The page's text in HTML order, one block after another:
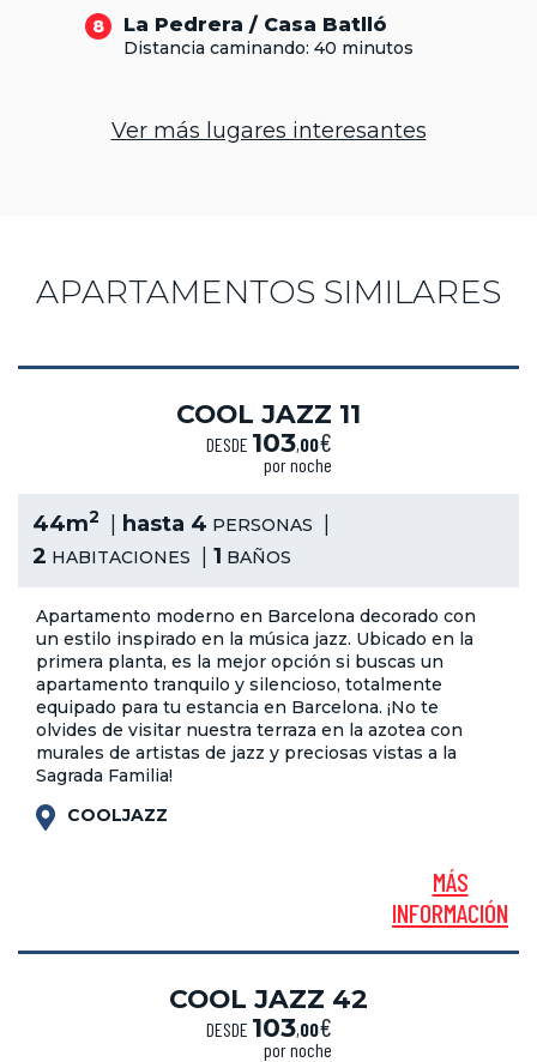
8 La Pedrera / Casa Batlló
Distancia caminando: 40 minutos
Ver más lugares interesantes
APARTAMENTOS SIMILARES
COOL JAZZ 11
DESDE 103,00€
por noche
44m2 hasta 4 PERSONAS
2 HABITACIONES 1 BAÑOS
Apartamento moderno en Barcelona decorado con
un estilo inspirado en la música jazz. Ubicado en la
primera planta, es la mejor opción si buscas un
apartamento tranquilo y silencioso, totalmente
equipado para tu estancia en Barcelona. ¡No te
olvides de visitar nuestra terraza en la azotea con
murales de artistas de jazz y preciosas vistas a la
Sagrada Familia!
COOLJAZZ
MÁS
INFORMACIÓN
COOL JAZZ 42
DESDE 103,00€
por noche